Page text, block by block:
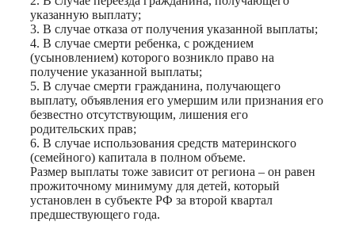
указанную выплату;
3. В случае отказа от получения указанной выплаты;
4. В случае смерти ребенка, с рождением
(усыновлением) которого возникло право на
получение указанной выплаты;
5. В случае смерти гражданина, получающего
выплату, объявления его умершим или признания его
безвестно отсутствующим, лишения его
родительских прав;
6. В случае использования средств материнского
(семейного) капитала в полном объеме.
Размер выплаты тоже зависит от региона – он равен
прожиточному минимуму для детей, который
установлен в субъекте РФ за второй квартал
предшествующего года.